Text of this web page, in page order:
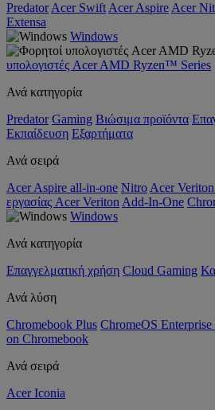
Predator Acer Swift Acer Aspire Acer
Extensa
Windows
υπολογιστές Acer AMD Ryzen™ Series
Ανά κατηγορία
Predator Gaming Βιώσιμα προϊόντα
Εκπαίδευση Εξαρτήματα
Ανά σειρά
Acer Aspire all-in-one Nitro Acer
εργασίας Acer Veriton Add-In-One
Windows
Ανά κατηγορία
Επαγγελματική χρήση Cloud Gaming
Ανά λύση
Chromebook Plus ChromeOS
on Chromebook
Ανά σειρά
Acer Iconia